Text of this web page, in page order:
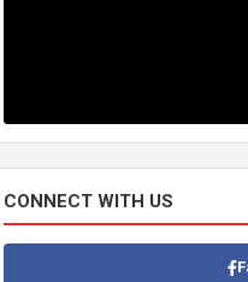
CONNECT WITH US